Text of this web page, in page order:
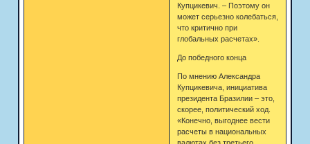
Купцикевич. – Поэтому он
может серьезно колебаться,
что критично при
глобальных расчетах».
До победного конца
По мнению Александра
Купцикевича, инициатива
президента Бразилии – это,
скорее, политический ход.
«Конечно, выгоднее вести
расчеты в национальных
валютах без третьего